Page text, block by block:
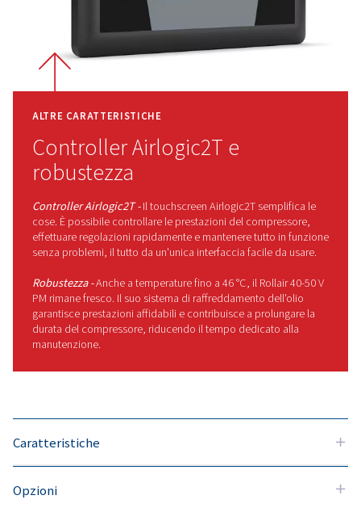
Perché scegliere Rollair 40-
Il Rollair 40-50 V PM è progettato per
risparmiare energia mantenendo la
silenziosità. Il suo design compatto
rende facile da posizionare nell'area
di lavoro senza causare interruzioni.
Grazie all'avanzata tecnologia iPM e
un gruppo di trasmissione con grado
sufficientemente resistente da
esigenze sono elevate, in modo da
poterti concentrare su ciò che conta